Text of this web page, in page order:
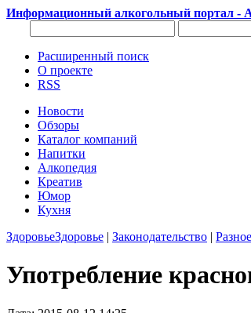
Информационный алкогольный портал -
Расширенный поиск
О проекте
RSS
Новости
Обзоры
Каталог компаний
Напитки
Алкопедия
Креатив
Юмор
Кухня
ЗдоровьеЗдоровье | Законодательство | Разное
Употребление